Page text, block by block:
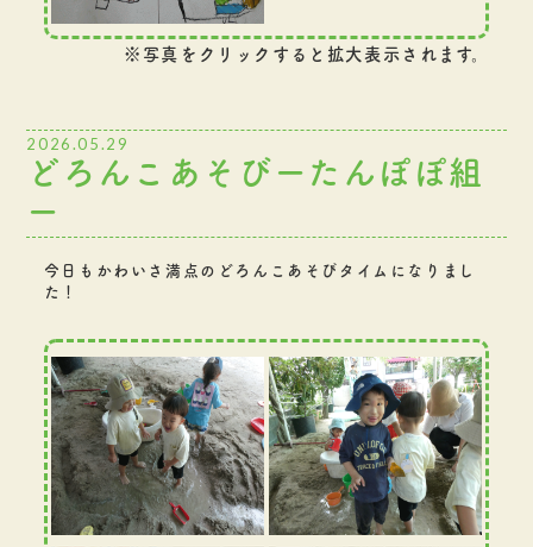
※写真をクリックすると拡大表示されます。
2026.05.29
どろんこあそびーたんぽぽ組
ー
今日もかわいさ満点のどろんこあそびタイムになりまし
た！